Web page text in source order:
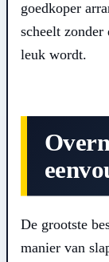
goedkoper
scheelt
leuk wordt.
De grootste
manier van